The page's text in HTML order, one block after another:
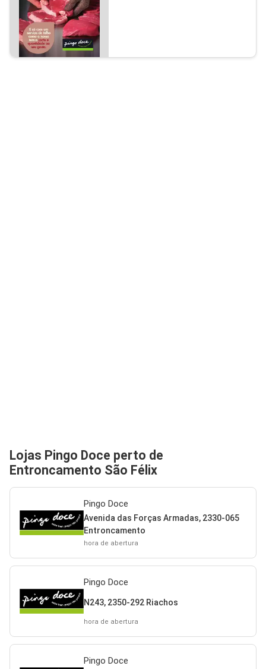
Lojas Pingo Doce perto de
Entroncamento São Félix
Pingo Doce
Avenida das Forças Armadas, 2330-065
Entroncamento
hora de abertura
Pingo Doce
N243, 2350-292 Riachos
hora de abertura
Pingo Doce